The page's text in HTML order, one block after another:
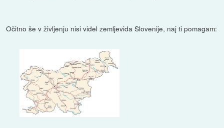
Očitno še v življenju nisi videl zemljevida Slovenije, naj ti pomagam: